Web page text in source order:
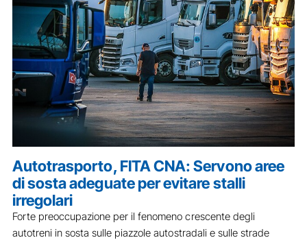
Autotrasporto, FITA CNA: Servono aree
di sosta adeguate per evitare stalli
irregolari
Forte preoccupazione per il fenomeno crescente degli
autotreni in sosta sulle piazzole autostradali e sulle strade